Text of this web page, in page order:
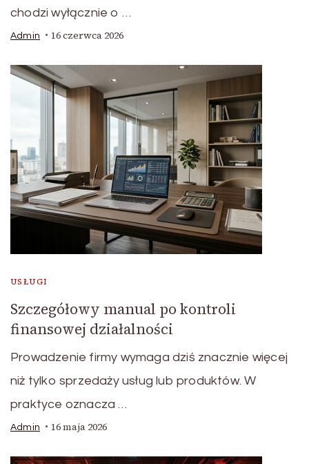
chodzi wyłącznie o …
Admin 16 czerwca 2026
USŁUGI
Szczegółowy manual po kontroli
finansowej działalności
Prowadzenie firmy wymaga dziś znacznie więcej
niż tylko sprzedaży usług lub produktów. W
praktyce oznacza …
Admin 16 maja 2026